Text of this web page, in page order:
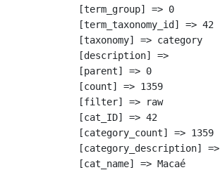
            [term_group] => 0
            [term_taxonomy_id] => 42
            [taxonomy] => category
            [description] =>
            [parent] => 0
            [count] => 1359
            [filter] => raw
            [cat_ID] => 42
            [category_count] => 1359
            [category_description] =>
            [cat_name] => Macaé